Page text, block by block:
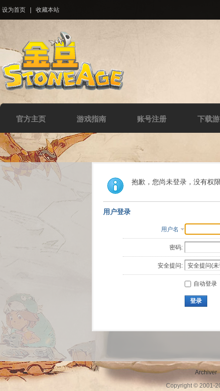
设为首页 收藏本站
官方主页 游戏指南 账号注册 下载
抱歉，您尚未登录，没有权
用户登录
用户名
密码:
安全提问:
自动登录
登录
Archiver
Copyright © 2001-